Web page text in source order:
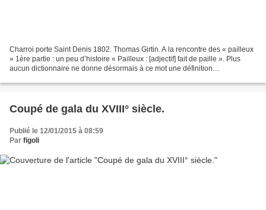
Charroi porte Saint Denis 1802. Thomas Girtin. A la rencontre des « pailleux
» 1ère partie : un peu d’histoire « Pailleux : [adjectif] fait de paille ». Plus
aucun dictionnaire ne donne désormais à ce mot une définition
Coupé de gala du XVIII° siècle.
Publié le 12/01/2015 à 08:59
Par figoli